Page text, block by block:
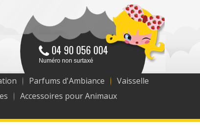
04 90 056 004
Numéro non surtaxé
Parfums d'Ambiance
Vaisselle
Accessoires pour Animaux